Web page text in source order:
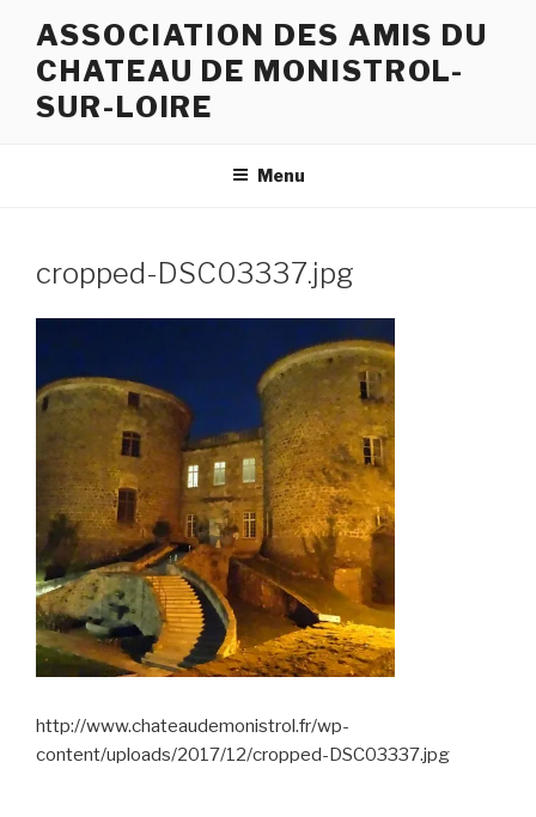
contenu
principal
ASSOCIATION DES AMIS DU
CHATEAU DE MONISTROL-
SUR-LOIRE
Menu
cropped-DSC03337.jpg
http://www.chateaudemonistrol.fr/wp-
content/uploads/2017/12/cropped-DSC03337.jpg